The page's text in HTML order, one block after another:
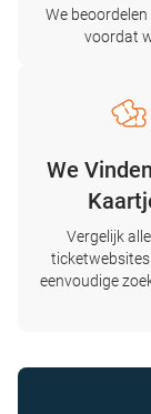
We
voordat
We
Vergelijk
ticketwebsites
eenvoudige